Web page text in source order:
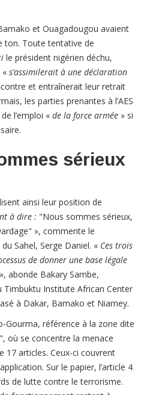
et Ouagadougou avaient
ton. Toute tentative de
le président nigérien déchu,
s’assimilerait à une déclaration
et entraînerait leur retrait
les parties prenantes à l’AES
l’emploi « de la force armée » si
sérieux
ainsi leur position de
à dire : "Nous sommes sérieux,
», commente le
Sahel, Serge Daniel. « Ces trois
de donner une base légale
», abonde Bakary Sambe,
Timbuktu Institute African Center
à Dakar, Bamako et Niamey.
Gourma, référence à la zone dite
où se concentre la menace
17 articles. Ceux-ci couvrent
Sur le papier, l’article 4
de lutte contre le terrorisme.